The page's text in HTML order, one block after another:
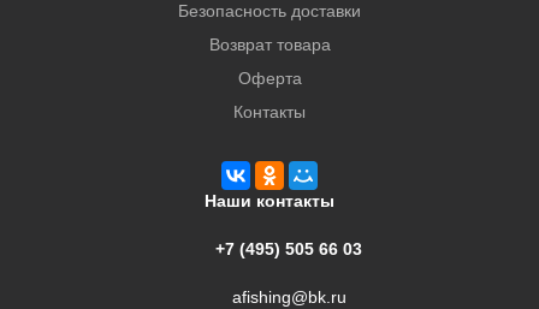
Безопасность доставки
Возврат товара
Оферта
Контакты
Наши контакты
+7 (495) 505 66 03
afishing@bk.ru